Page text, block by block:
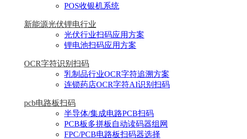
POS收银机系统
新能源光伏锂电行业
光伏行业扫码应用方案
锂电池扫码应用方案
OCR字符识别扫码
乳制品行业OCR字符追溯方案
连锁药店OCR字符AI识别扫码
pcb电路板扫码
半导体/集成电路PCB扫码
PCB板多拼板自动读码器组网
FPC/PCB电路板扫码器选择